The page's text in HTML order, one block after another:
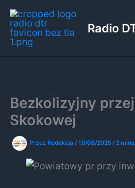
Przejdź
do
treści
Radio
Bezkolizyjny
Skokowej
Przez Redakcja /19/08/2025 /2